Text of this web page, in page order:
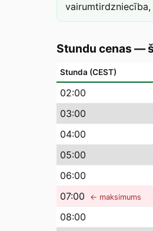
Stundu cenas —
Stunda (CEST)
02:00
03:00
04:00
05:00
06:00
07:00 ← maksimums
08:00